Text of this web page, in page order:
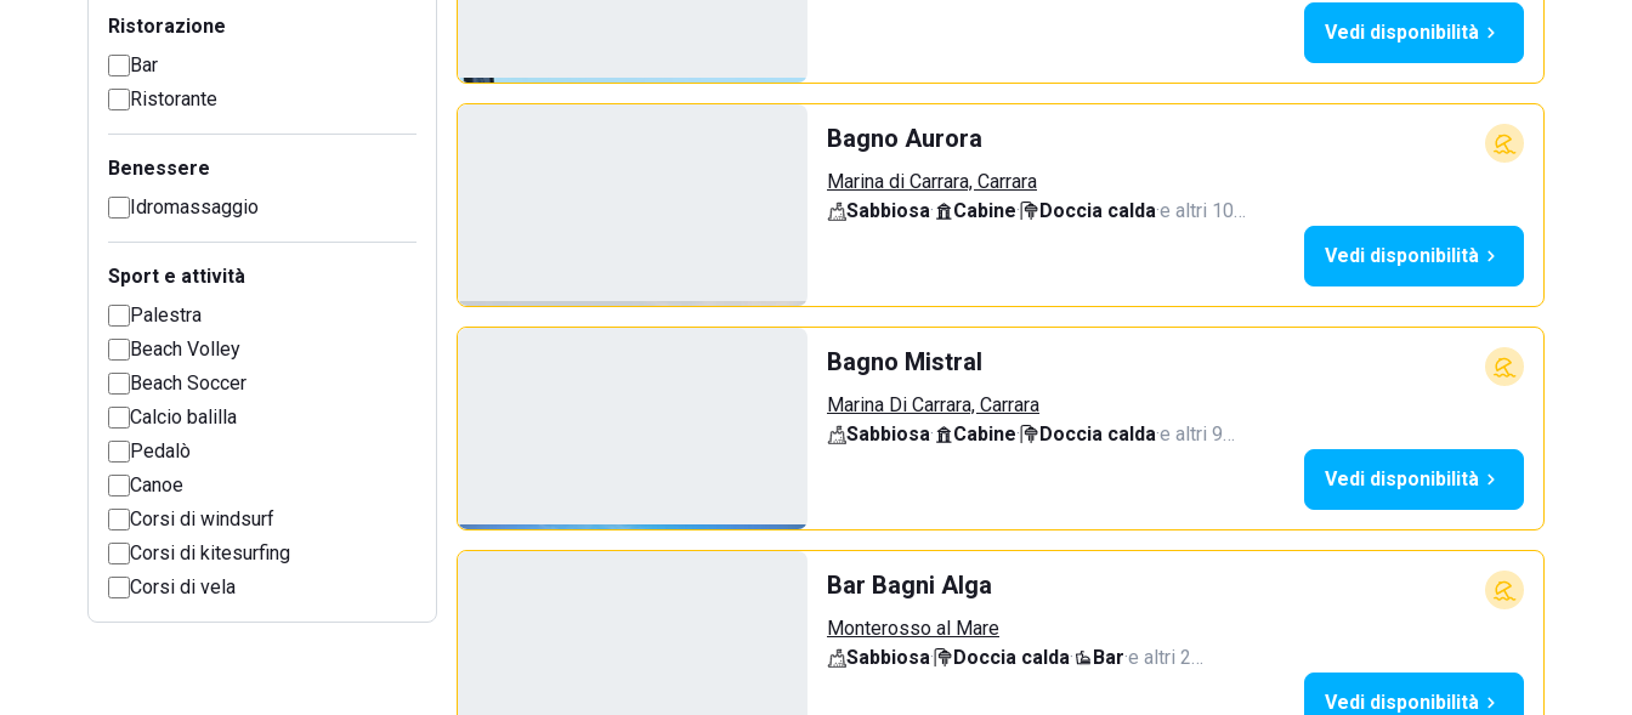
Ristorazione
Bar
Ristorante
Benessere
Idromassaggio
Sport e attività
Palestra
Beach Volley
Beach Soccer
Calcio balilla
Pedalò
Canoe
Corsi di windsurf
Corsi di kitesurfing
Corsi di vela
Vedi disponibilità
Bagno Aurora
Marina di Carrara, Carrara
Sabbiosa· Cabine· Doccia calda·e altri 10…
Vedi disponibilità
Bagno Mistral
Marina Di Carrara, Carrara
Sabbiosa· Cabine· Doccia calda·e altri 9…
Vedi disponibilità
Bar Bagni Alga
Monterosso al Mare
Sabbiosa· Doccia calda· Bar·e altri 2…
Vedi disponibilità